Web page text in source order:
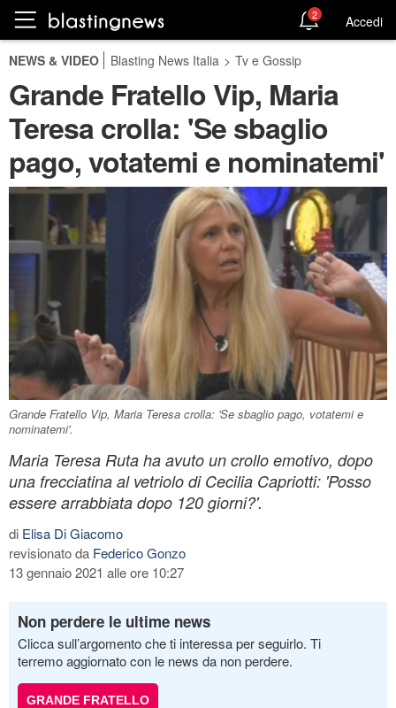
2 Accedi
NEWS & VIDEO Blasting News Italia > Tv e Gossip
Grande Fratello Vip, Maria
Teresa crolla: 'Se sbaglio
pago, votatemi e nominatemi'
Grande Fratello Vip, Maria Teresa crolla: 'Se sbaglio pago, votatemi e
nominatemi'.
Maria Teresa Ruta ha avuto un crollo emotivo, dopo
una frecciatina al vetriolo di Cecilia Capriotti: 'Posso
essere arrabbiata dopo 120 giorni?'.
di Elisa Di Giacomo
revisionato da Federico Gonzo
13 gennaio 2021 alle ore 10:27
Non perdere le ultime news
Clicca sull’argomento che ti interessa per seguirlo. Ti
terremo aggiornato con le news da non perdere.
GRANDE FRATELLO